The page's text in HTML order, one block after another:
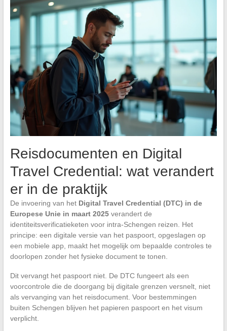
Reisdocumenten en Digital
Travel Credential: wat verandert
er in de praktijk
De invoering van het Digital Travel Credential (DTC) in de
Europese Unie in maart 2025verandert de
identiteitsverificatieketen voor intra-Schengen reizen. Het
principe: een digitale versie van het paspoort, opgeslagen op
een mobiele app, maakt het mogelijk om bepaalde controles te
doorlopen zonder het fysieke document te tonen.
Dit vervangt het paspoort niet. De DTC fungeert als een
voorcontrole die de doorgang bij digitale grenzen versnelt, niet
als vervanging van het reisdocument. Voor bestemmingen
buiten Schengen blijven het papieren paspoort en het visum
verplicht.